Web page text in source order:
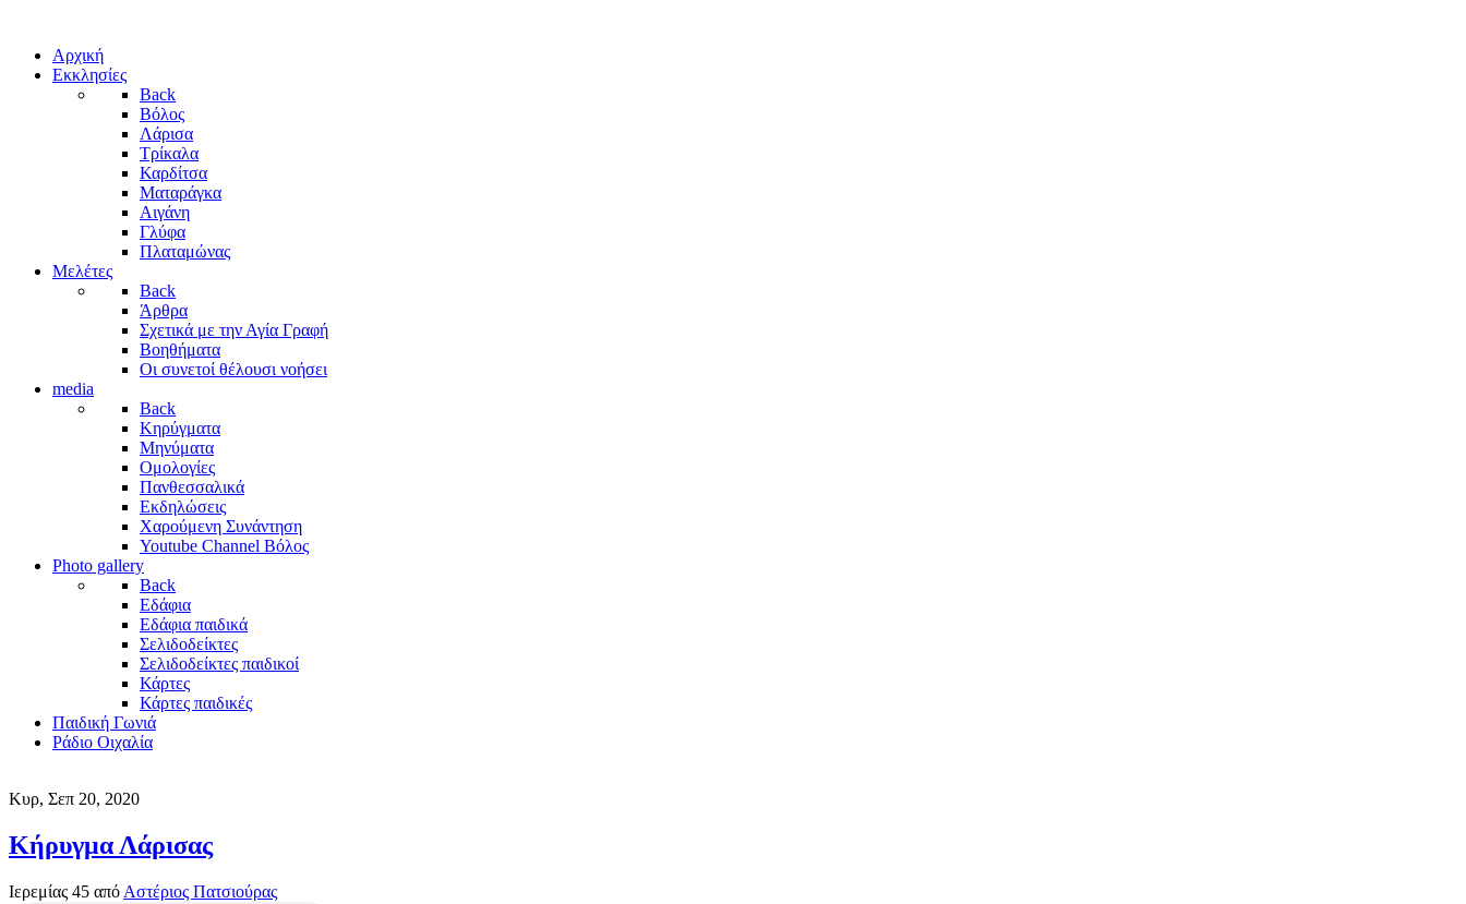
Αρχική
Εκκλησίες
Back
Βόλος
Λάρισα
Τρίκαλα
Καρδίτσα
Ματαράγκα
Αιγάνη
Γλύφα
Πλαταμώνας
Μελέτες
Back
Άρθρα
Σχετικά με την Αγία Γραφή
Βοηθήματα
Οι συνετοί θέλουσι νοήσει
media
Back
Κηρύγματα
Μηνύματα
Ομολογίες
Πανθεσσαλικά
Εκδηλώσεις
Χαρούμενη Συνάντηση
Youtube Channel Βόλος
Photo gallery
Back
Εδάφια
Εδάφια παιδικά
Σελιδοδείκτες
Σελιδοδείκτες παιδικοί
Κάρτες
Κάρτες παιδικές
Παιδική Γωνιά
Ράδιο Οιχαλία
Κυρ, Σεπ 20, 2020
Κήρυγμα Λάρισας
Ιερεμίας 45 από Αστέριος Πατσιούρας